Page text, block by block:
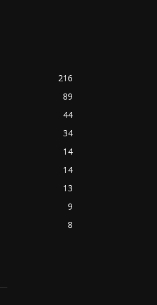
216
89
44
34
14
14
13
9
8